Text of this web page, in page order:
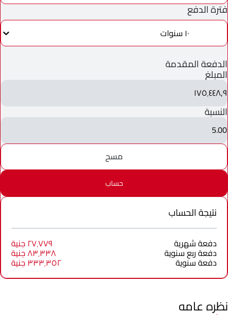
فترة الدفع
١٠ سنوات
الدفعة المقدمة
المبلغ
١٧٥٬٤٤٨٫٩
النسبة
5.00
مسح
حساب
نتيجة الحساب
دفعة شهرية ٢٧٬٧٧٩ جنية
دفعة ربع سنوية ٨٣٬٣٣٨ جنية
دفعة سنوية ٣٣٣٬٣٥٢ جنية
نظره عامه